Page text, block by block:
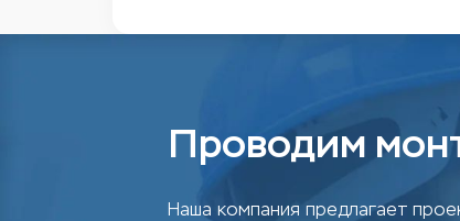
Проводим
Наша компания предлагает